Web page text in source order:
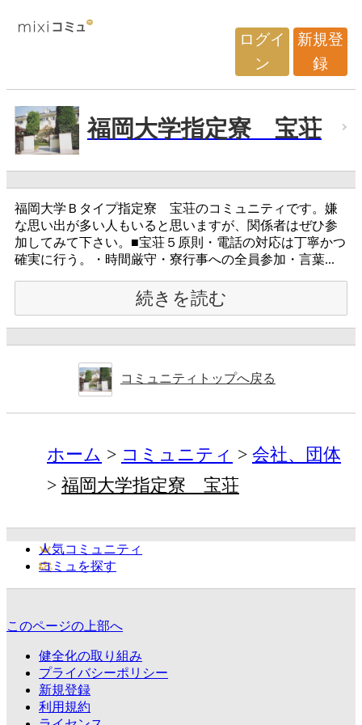
ログイ
ン
新規登
録
福岡大学指定寮 宝荘
福岡大学Ｂタイプ指定寮 宝荘のコミュニティです。嫌
な思い出が多い人もいると思いますが、関係者はぜひ参
加してみて下さい。■宝荘５原則・電話の対応は丁寧かつ
確実に行う。・時間厳守・寮行事への全員参加・言葉...
続きを読む
コミュニティトップへ戻る
ホーム コミュニティ
会社、団体
福岡大学指定寮 宝荘
人気コミュニティ
コミュを探す
このページの上部へ
健全化の取り組み
プライバシーポリシー
新規登録
利用規約